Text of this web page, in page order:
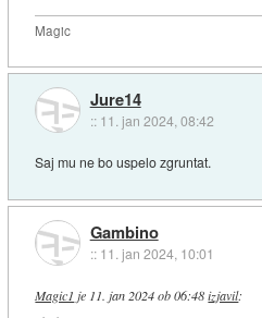
Magic
Jure14
:: 11. jan 2024, 08:42
Saj mu ne bo uspelo zgruntat.
Gambino
:: 11. jan 2024, 10:01
Magic1 je 11. jan 2024 ob 06:48 izjavil: